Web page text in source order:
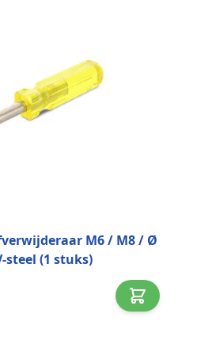
M6 / M8 / Ø
steel (1 stuks)